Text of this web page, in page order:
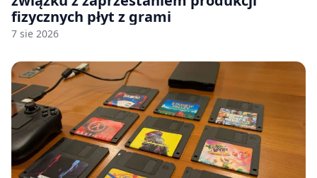
fizycznych płyt z grami
7 sie 2026